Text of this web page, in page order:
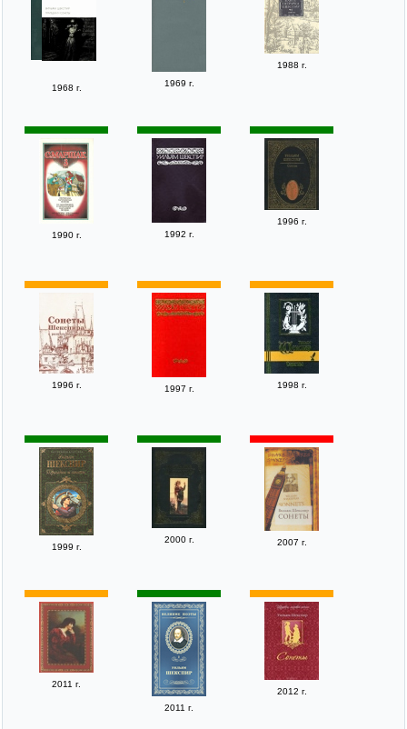
1968 г. 1969 г.
1988 г.
1990 г. 1992 г.
1996 г.
1996 г. 1997 г. 1998 г.
1999 г.
2000 г. 2007 г.
2011 г.
2011 г.
2012 г.